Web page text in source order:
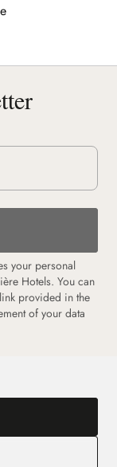
your personal
Hotels. You can
provided in the
of your data